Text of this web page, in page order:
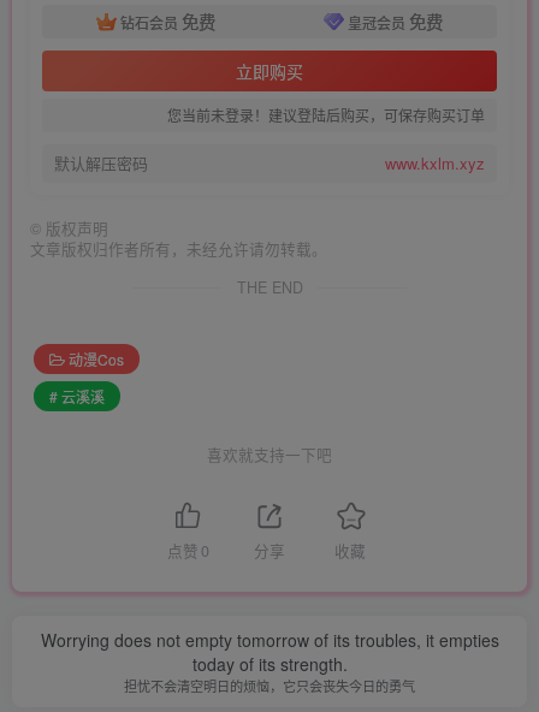
钻石会员 免费 皇冠会员 免费
立即购买
您当前未登录！建议登陆后购买，可保存购买订单
默认解压密码 www.kxlm.xyz
© 版权声明
文章版权归作者所有，未经允许请勿转载。
THE END
动漫Cos
# 云溪溪
喜欢就支持一下吧
点赞 0 分享 收藏
Worrying does not empty tomorrow of its troubles, it empties
today of its strength.
担忧不会清空明日的烦恼，它只会丧失今日的勇气